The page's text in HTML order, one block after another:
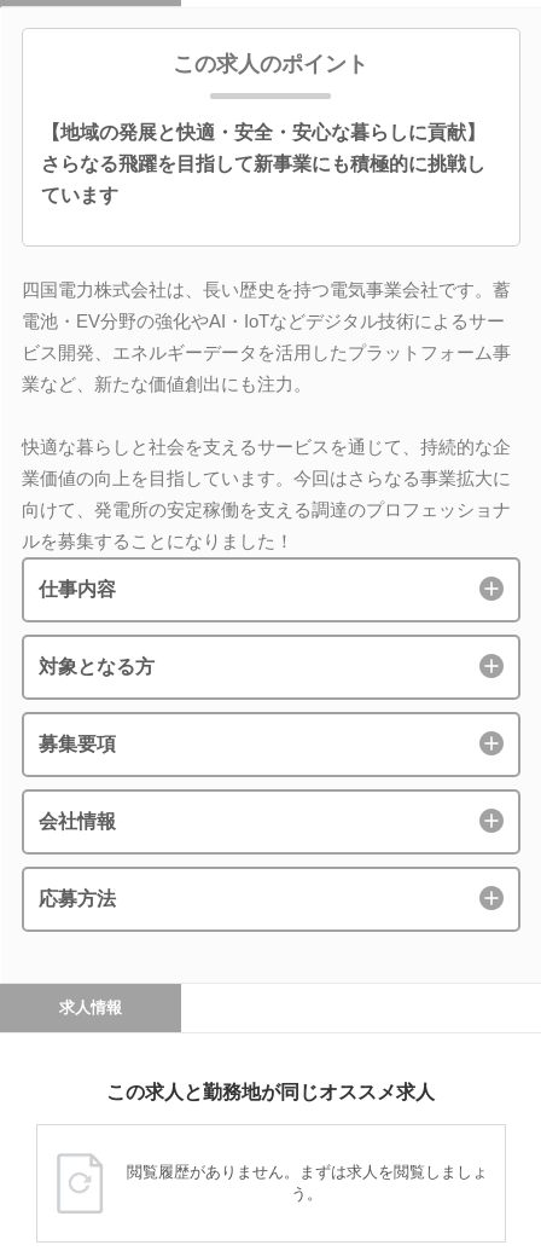
この求人のポイント
【地域の発展と快適・安全・安心な暮らしに貢献】
さらなる飛躍を目指して新事業にも積極的に挑戦し
ています
四国電力株式会社は、長い歴史を持つ電気事業会社です。蓄
電池・EV分野の強化やAI・IoTなどデジタル技術によるサー
ビス開発、エネルギーデータを活用したプラットフォーム事
業など、新たな価値創出にも注力。
快適な暮らしと社会を支えるサービスを通じて、持続的な企
業価値の向上を目指しています。今回はさらなる事業拡大に
向けて、発電所の安定稼働を支える調達のプロフェッショナ
ルを募集することになりました！
仕事内容
対象となる方
募集要項
会社情報
応募方法
求人情報
この求人と勤務地が同じオススメ求人
閲覧履歴がありません。まずは求人を閲覧しましょ
う。